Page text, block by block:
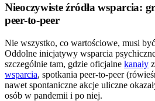
Nieoczywiste źródła wsparcia:
peer-to-peer
Nie wszystko, co wartościowe, musi
Oddolne inicjatywy wsparcia
szczególnie tam, gdzie oficjalne kanały
wsparcia, spotkania peer-to-peer
nawet spontaniczne akcje uliczne
osób w pandemii i po niej.